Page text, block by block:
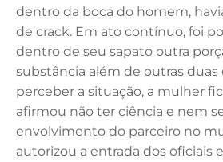
dentro da boca do homem,
de crack. Em ato contínuo, foi
dentro de seu sapato outra
substância além de outras duas
perceber a situação, a mulher
afirmou não ter ciência e nem
envolvimento do parceiro no
autorizou a entrada dos oficiais